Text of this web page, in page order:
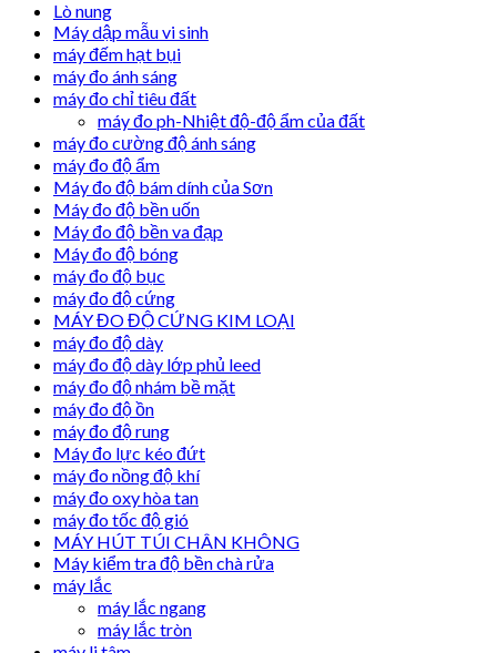
Lò nung
Máy dập mẫu vi sinh
máy đếm hạt bụi
máy đo ánh sáng
máy đo chỉ tiêu đất
máy đo ph-Nhiệt độ-độ ẩm của đất
máy đo cường độ ánh sáng
máy đo độ ẩm
Máy đo độ bám dính của Sơn
Máy đo độ bền uốn
Máy đo độ bền va đạp
Máy đo độ bóng
máy đo độ bục
máy đo độ cứng
MÁY ĐO ĐỘ CỨNG KIM LOẠI
máy đo độ dày
máy đo độ dày lớp phủ leed
máy đo độ nhám bề mặt
máy đo độ ồn
máy đo độ rung
Máy đo lực kéo đứt
máy đo nồng độ khí
máy đo oxy hòa tan
máy đo tốc độ gió
MÁY HÚT TÚI CHÂN KHÔNG
Máy kiểm tra độ bền chà rửa
máy lắc
máy lắc ngang
máy lắc tròn